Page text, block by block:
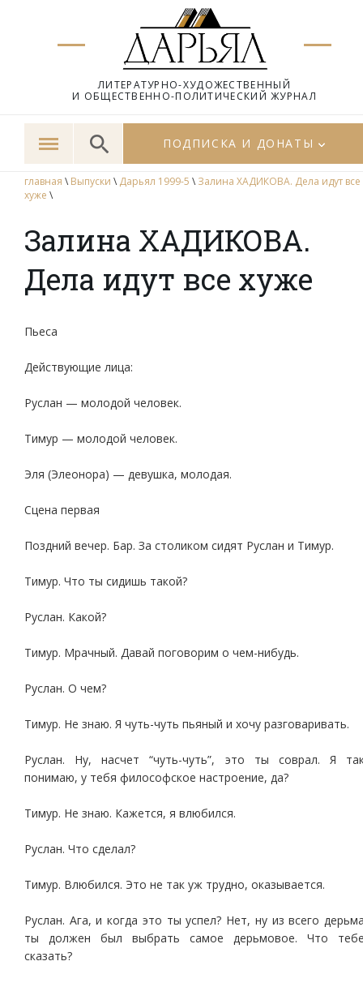
ЛИТЕРАТУРНО-ХУДОЖЕСТВЕННЫЙ
И ОБЩЕСТВЕННО-ПОЛИТИЧЕСКИЙ ЖУРНАЛ
ПОДПИСКА И ДОНАТЫ
главная \ Выпуски \ Дарьял 1999-5 \ Залина ХАДИКОВА. Дела идут все
хуже \
Залина ХАДИКОВА.
Дела идут все хуже
Пьеса
Действующие лица:
Руслан — молодой человек.
Тимур — молодой человек.
Эля (Элеонора) — девушка, молодая.
Сцена первая
Поздний вечер. Бар. За столиком сидят Руслан и Тимур.
Тимур. Что ты сидишь такой?
Руслан. Какой?
Тимур. Мрачный. Давай поговорим о чем-нибудь.
Руслан. О чем?
Тимур. Не знаю. Я чуть-чуть пьяный и хочу разговаривать.
Руслан. Ну, насчет “чуть-чуть”, это ты соврал. Я
понимаю, у тебя философское настроение, да?
Тимур. Не знаю. Кажется, я влюбился.
Руслан. Что сделал?
Тимур. Влюбился. Это не так уж трудно, оказывается.
Руслан. Ага, и когда это ты успел? Нет, ну из всего
ты должен был выбрать самое дерьмовое. Что
сказать?